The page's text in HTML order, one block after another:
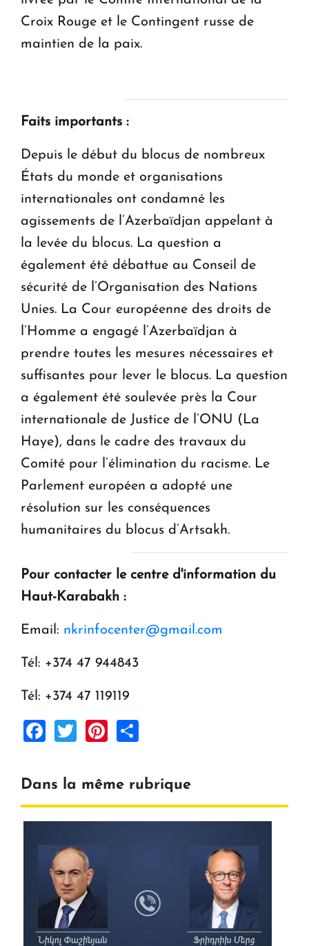
Croix Rouge et le Contingent russe de
maintien de la paix.
Faits importants :
Depuis le début du blocus de nombreux
États du monde et organisations
internationales ont condamné les
agissements de l’Azerbaïdjan appelant à
la levée du blocus. La question a
également été débattue au Conseil de
sécurité de l’Organisation des Nations
Unies. La Cour européenne des droits de
l’Homme a engagé l’Azerbaïdjan à
prendre toutes les mesures nécessaires et
suffisantes pour lever le blocus. La question
a également été soulevée près la Cour
internationale de Justice de l’ONU (La
Haye), dans le cadre des travaux du
Comité pour l’élimination du racisme. Le
Parlement européen a adopté une
résolution sur les conséquences
humanitaires du blocus d’Artsakh.
Pour contacter le centre d'information du
Haut-Karabakh :
Email: nkrinfocenter@gmail.com
Tél: +374 47 944843
Tél: +374 47 119119
Facebook
TwitterPinterest
Dans la même rubrique